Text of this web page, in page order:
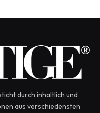
durch inhaltlich und
aus verschiedensten